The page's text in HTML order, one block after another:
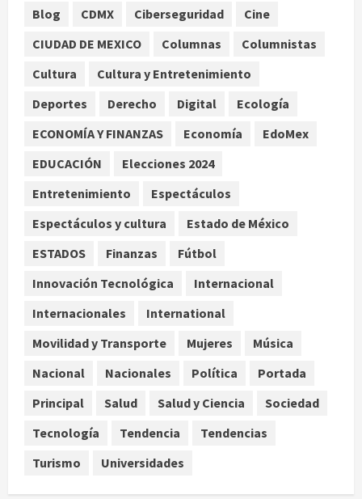
Lotería Nacional emite billete por
centenario de la Asociación de
agosto 7, 2026
Desplome de la IA arrastra a fondos
estrella de Wall Street
4
Estudio en Science vincula el
consumo de fruta ancestral con la
agosto 7, 2026
Internacional
EE.UU. amplía revisión de redes
y ciertos ciudadanos de México y
Blog CDMX Ciberseguridad
Cine
CIUDAD DE MEXICO
Columnas
Columnistas
Cultura
Cultura y Entretenimiento
Deportes
Derecho Digital
Ecología
ECONOMÍA Y FINANZAS
Economía
EdoMex
EDUCACIÓN
Elecciones 2024
Entretenimiento
Espectáculos
Espectáculos y cultura
Estado de México
ESTADOS
Finanzas
Fútbol
Innovación Tecnológica
Internacional
Internacionales
International
Movilidad y Transporte
Mujeres
Música
Nacional
Nacionales Política
Portada
Principal
Salud Salud y Ciencia
Sociedad
Tecnología
Tendencia
Tendencias
Turismo
Universidades